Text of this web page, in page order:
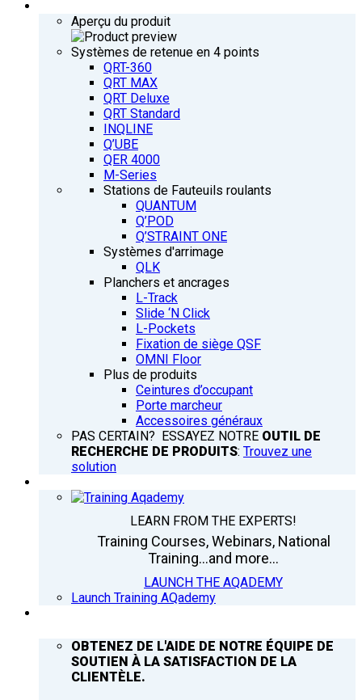
Aperçu du produit
Systèmes de retenue en 4 points
QRT-360
QRT MAX
QRT Deluxe
QRT Standard
INQLINE
Q’UBE
QER 4000
M-Series
Stations de Fauteuils roulants
QUANTUM
Q’POD
Q’STRAINT ONE
Systèmes d'arrimage
QLK
Planchers et ancrages
L-Track
Slide ‘N Click
L-Pockets
Fixation de siège QSF
OMNI Floor
Plus de produits
Ceintures d’occupant
Porte marcheur
Accessoires généraux
PAS CERTAIN? ESSAYEZ NOTRE OUTIL DE
RECHERCHE DE PRODUITS: Trouvez une
solution
LEARN FROM THE EXPERTS!
Training Courses, Webinars, National
Training...and more...
LAUNCH THE AQADEMY
Launch Training AQademy
OBTENEZ DE L'AIDE DE NOTRE ÉQUIPE DE
SOUTIEN À LA SATISFACTION DE LA
CLIENTÈLE.